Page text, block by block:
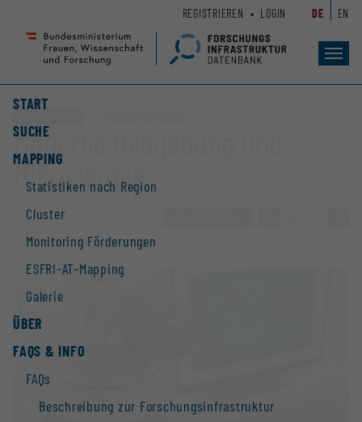
Seiteninhalt
Accesskey
Hauptnavigation
Accesskey
START
SUCHE
MAPPING
Statistiken nach Region
Cluster
Monitoring Förderungen
ESFRI-AT-Mapping
Galerie
ÜBER
FAQS & INFO
FAQs
Beschreibung zur Forschungs­infrastruktur
REGISTRIEREN LOGIN DE EN
Moderne Bildgebung und
Mikros­kopie